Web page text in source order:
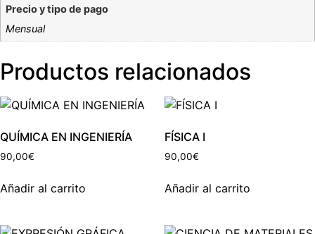
Precio y tipo de pago
Mensual
Productos relacionados
QUÍMICA EN INGENIERÍA
90,00€
Añadir al carrito
FÍSICA I
90,00€
Añadir al carrito